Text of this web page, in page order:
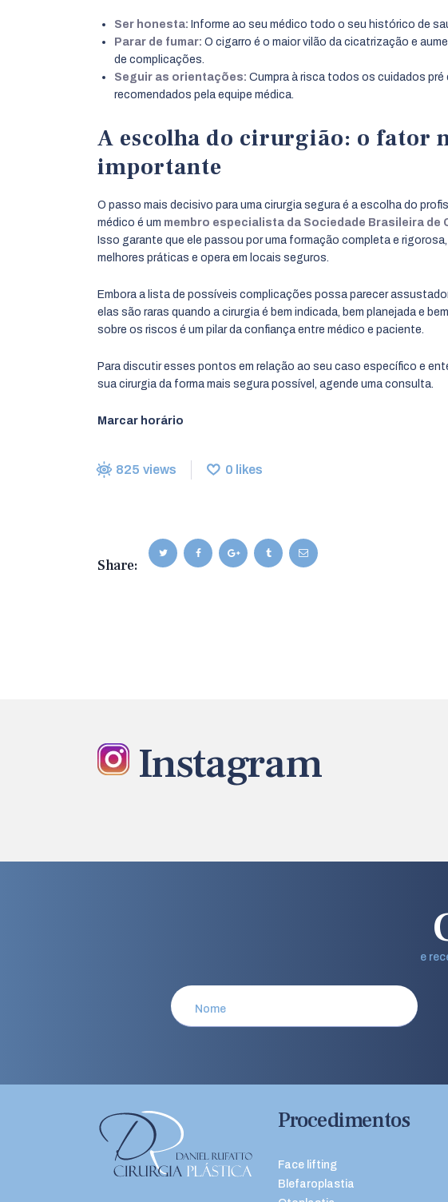
Ser honesta: Informe ao seu médico todo o seu histórico de
Parar de fumar: O cigarro é o maior vilão da cicatrização e
de complicações.
Seguir as orientações: Cumpra à risca todos os cuidados
recomendados pela equipe médica.
A escolha do cirurgião: o fator
importante
O passo mais decisivo para uma cirurgia segura é a escolha do
médico é um membro especialista da Sociedade Brasileira de
Isso garante que ele passou por uma formação completa e
melhores práticas e opera em locais seguros.
Embora a lista de possíveis complicações possa parecer
elas são raras quando a cirurgia é bem indicada, bem planejada e
sobre os riscos é um pilar da confiança entre médico e paciente.
Para discutir esses pontos em relação ao seu caso específico e
sua cirurgia da forma mais segura possível, agende uma consulta.
Marcar horário
825 views 0 likes
Share:
Instagram
e
Procedimentos
Face lifting
Blefaroplastia